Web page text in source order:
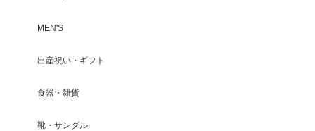
MEN'S
出産祝い・ギフト
食器・雑貨
靴・サンダル